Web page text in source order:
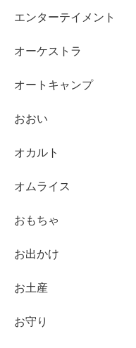
エンターテイメント
オーケストラ
オートキャンプ
おおい
オカルト
オムライス
おもちゃ
お出かけ
お土産
お守り